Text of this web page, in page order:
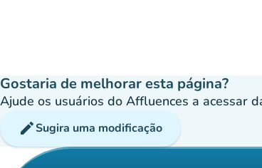
Gostaria de melhorar esta página?
Ajude os usuários do Affluences a acessar
editSugira uma modificação